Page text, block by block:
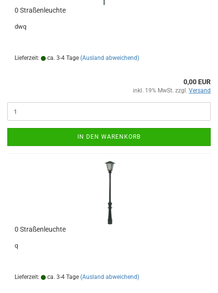
0 Straßenleuchte
dwq
Lieferzeit: ca. 3-4 Tage (Ausland abweichend)
0,00 EUR
inkl. 19% MwSt. zzgl. Versand
IN DEN WARENKORB
0 Straßenleuchte
q
Lieferzeit: ca. 3-4 Tage (Ausland abweichend)